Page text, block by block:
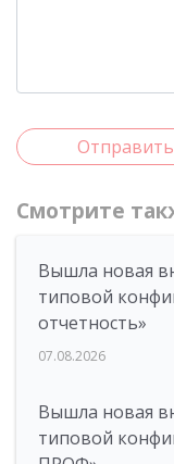
Отправить
Смотрите
Вышла новая
типовой
отчетность»
07.08.2026
Вышла новая
типовой